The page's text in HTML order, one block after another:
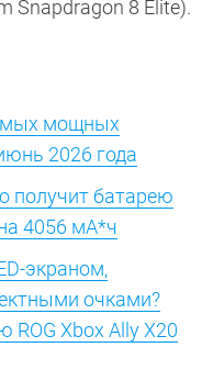
Snapdragon 8 Elite).
мощных
2026 года
получит батарею
4056 мА*ч
экраном,
очками?
Xbox Ally X20